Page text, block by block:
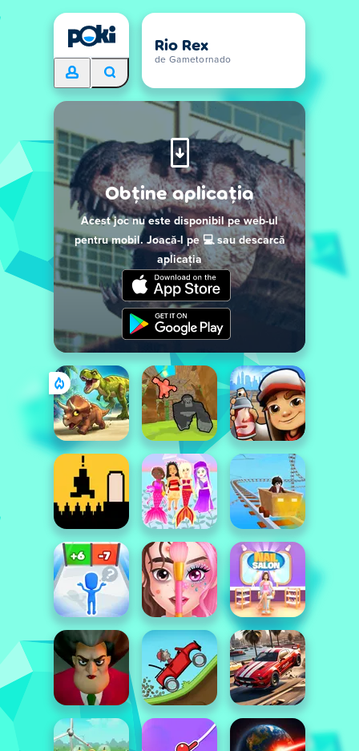
Rio Rex
de Gametornado
Obține aplicația
Acest joc nu este disponibil pe web-ul
pentru mobil. Joacă-l pe 💻 sau descarcă
aplicația